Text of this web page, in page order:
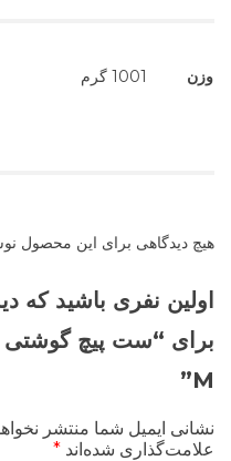
وزن 1001 گرم
هیچ دیدگاهی برای این محصول
اولین نفری باشید که
M”
نشانی ایمیل شما منتشر
علامت‌گذاری شده‌اند *